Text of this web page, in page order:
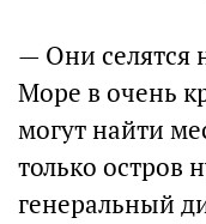
— Они селятся
Море в очень
могут найти
только остров
генеральный